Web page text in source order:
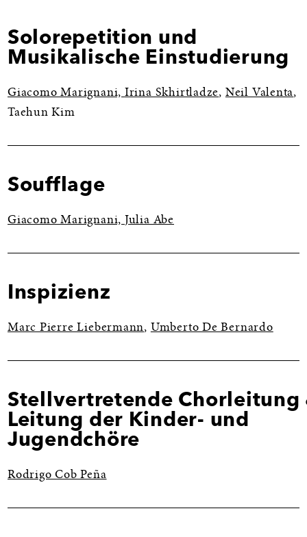
Solorepetition und
Musikalische Einstudierung
Giacomo Marignani, Irina Skhirtladze, Neil Valenta,
Taehun Kim
Soufflage
Giacomo Marignani, Julia Abe
Inspizienz
Marc Pierre Liebermann, Umberto De Bernardo
Stellvertretende Chorleitung
Leitung der Kinder- und
Jugendchöre
Rodrigo Cob Peña